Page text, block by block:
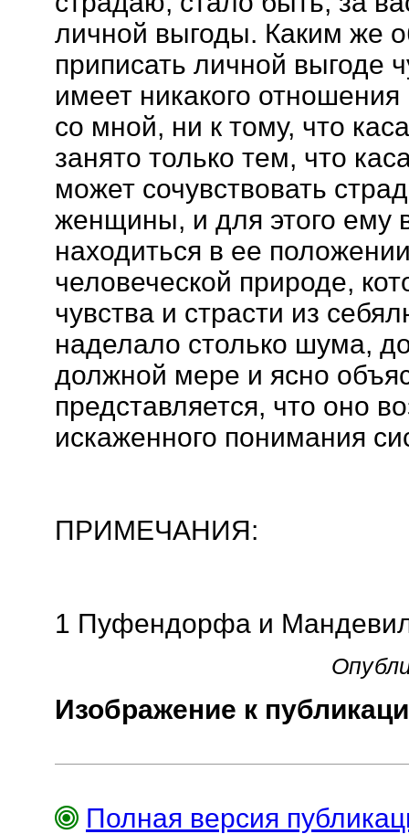
личной выгоды. Каким же
приписать личной выгоде
имеет никакого
со мной, ни к тому, что
занято только тем, что
может сочувствовать
женщины, и для этого ему
находиться в ее
человеческой природе,
чувства и страсти из
наделало столько шума,
должной мере и ясно
представляется, что оно
искаженного понимания
ПРИМЕЧАНИЯ:
1 Пуфендорфа и
Изображение к
Полная версия